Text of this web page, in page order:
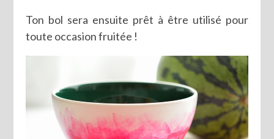
Ton bol sera ensuite prêt à être utilisé pour
toute occasion fruitée !